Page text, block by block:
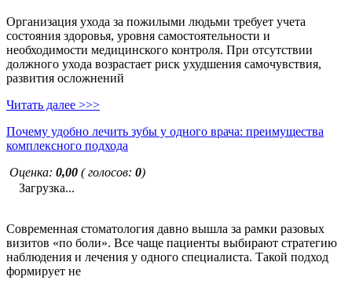
Организация ухода за пожилыми людьми требует учета
состояния здоровья, уровня самостоятельности и
необходимости медицинского контроля. При отсутствии
должного ухода возрастает риск ухудшения самочувствия,
развития осложнений
Читать далее >>>
Почему удобно лечить зубы у одного врача: преимущества
комплексного подхода
Оценка: 0,00 ( голосов: 0)
Загрузка...
Современная стоматология давно вышла за рамки разовых
визитов «по боли». Все чаще пациенты выбирают стратегию
наблюдения и лечения у одного специалиста. Такой подход
формирует не